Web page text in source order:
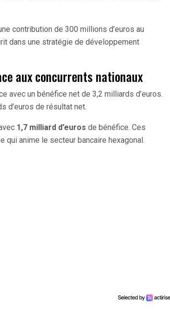
contribution de 300 millions d’euros au
dans une stratégie de développement
aux concurrents nationaux
avec un bénéfice net de 3,2 milliards d’euros.
d’euros de résultat net.
1,7 milliard d’euros de bénéfice. Ces
anime le secteur bancaire hexagonal.